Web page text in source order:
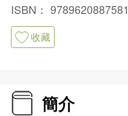
ISBN： 9789620887581
收藏
簡介